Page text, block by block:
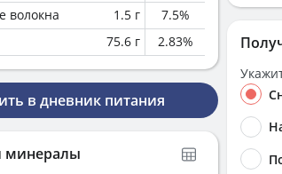
волокна
1.5 г 7.5%
75.6 г 2.83%
в дневник питания
минералы